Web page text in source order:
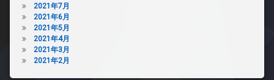
2021年7月
2021年6月
2021年5月
2021年4月
2021年3月
2021年2月